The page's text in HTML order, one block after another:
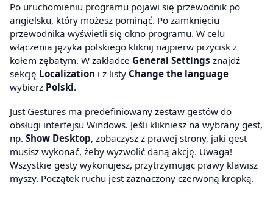
Po uruchomieniu programu pojawi się przewodnik po
angielsku, który możesz pominąć. Po zamknięciu
przewodnika wyświetli się okno programu. W celu
włączenia języka polskiego kliknij najpierw przycisk z
kołem zębatym. W zakładce General Settings znajdź
sekcję Localization i z listy Change the language
wybierz Polski.
Just Gestures ma predefiniowany zestaw gestów do
obsługi interfejsu Windows. Jeśli klikniesz na wybrany gest,
np. Show Desktop, zobaczysz z prawej strony, jaki gest
musisz wykonać, żeby wyzwolić daną akcję. Uwaga!
Wszystkie gesty wykonujesz, przytrzymując prawy klawisz
myszy. Początek ruchu jest zaznaczony czerwoną kropką.